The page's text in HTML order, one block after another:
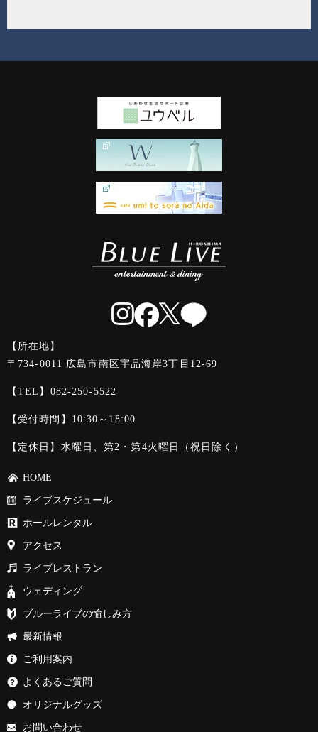
【所在地】
〒734-0011 広島市南区宇品海岸3丁目12-69
【TEL】 082-250-5522
【受付時間】10:30～18:00
【定休日】水曜日、第2・第4火曜日（祝日除く）
HOME
ライブスケジュール
ホールレンタル
アクセス
ライブレストラン
ウェディング
ブルーライブの愉しみ方
最新情報
ご利用案内
よくあるご質問
オリジナルグッズ
お問い合わせ